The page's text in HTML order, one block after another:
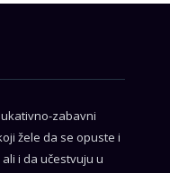
zabavni
žele da se opuste i
i da učestvuju u